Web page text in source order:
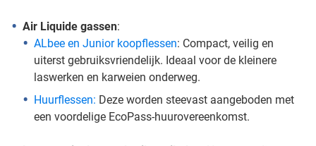
Air Liquide gassen:
ALbee en Junior koopflessen: Compact, veilig en
uiterst gebruiksvriendelijk. Ideaal voor de kleinere
laswerken en karweien onderweg.
Huurflessen: Deze worden steevast aangeboden met
een voordelige EcoPass-huurovereenkomst.